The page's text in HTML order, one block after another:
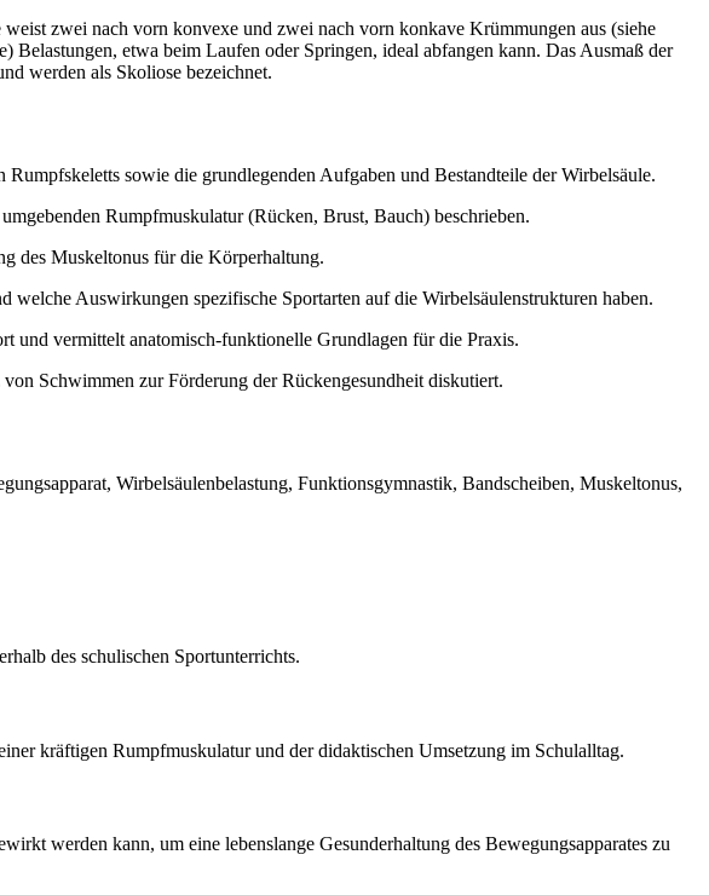
zwei nach vorn konvexe und zwei nach vorn konkave Krümmungen aus (siehe
Belastungen, etwa beim Laufen oder Springen, ideal abfangen kann. Das Ausmaß der
werden als Skoliose bezeichnet.
sowie die grundlegenden Aufgaben und Bestandteile der Wirbelsäule.
Rumpfmuskulatur (Rücken, Brust, Bauch) beschrieben.
des Muskeltonus für die Körperhaltung.
Auswirkungen spezifische Sportarten auf die Wirbelsäulenstrukturen haben.
und vermittelt anatomisch-funktionelle Grundlagen für die Praxis.
Schwimmen zur Förderung der Rückengesundheit diskutiert.
Wirbelsäulenbelastung, Funktionsgymnastik, Bandscheiben, Muskeltonus,
des schulischen Sportunterrichts.
kräftigen Rumpfmuskulatur und der didaktischen Umsetzung im Schulalltag.
werden kann, um eine lebenslange Gesunderhaltung des Bewegungsapparates zu